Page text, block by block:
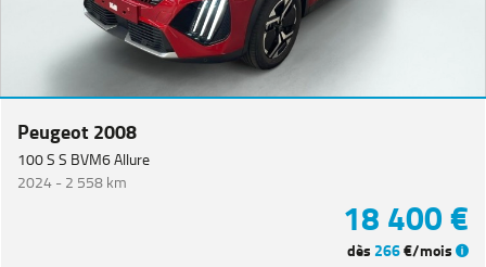
Peugeot 2008
100 S S BVM6 Allure
2024 -2 558 km
18 400 €
dès 266€/mois